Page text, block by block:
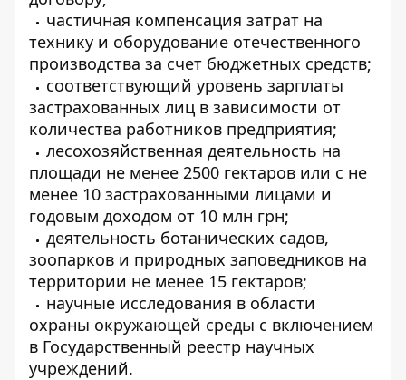
частичная компенсация затрат на
технику и оборудование отечественного
производства за счет бюджетных средств;
соответствующий уровень зарплаты
застрахованных лиц в зависимости от
количества работников предприятия;
лесохозяйственная деятельность на
площади не менее 2500 гектаров или с не
менее 10 застрахованными лицами и
годовым доходом от 10 млн грн;
деятельность ботанических садов,
зоопарков и природных заповедников на
территории не менее 15 гектаров;
научные исследования в области
охраны окружающей среды с включением
в Государственный реестр научных
учреждений.